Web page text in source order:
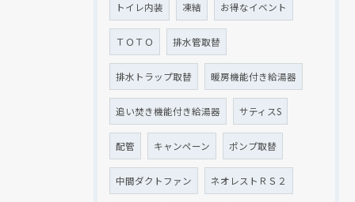
トイレ内装 凍結 お得なイベント
ＴＯＴＯ 排水管取替
排水トラップ取替 暖房機能付き給湯器
追い焚き機能付き給湯器 サティスS
配管 キャンペーン ポンプ取替
中間ダクトファン ネオレストＲＳ２